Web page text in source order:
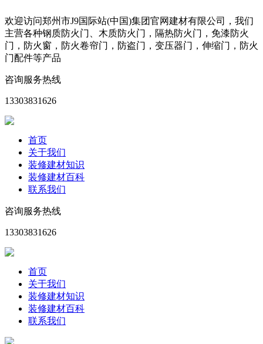
欢迎访问郑州市J9国际站(中国)集团官网建材有限公司，我们
主营各种钢质防火门、木质防火门，隔热防火门，免漆防火
门，防火窗，防火卷帘门，防盗门，变压器门，伸缩门，防火
门配件等产品
咨询服务热线
13303831626
首页
关于我们
装修建材知识
装修建材百科
联系我们
咨询服务热线
13303831626
首页
关于我们
装修建材知识
装修建材百科
联系我们